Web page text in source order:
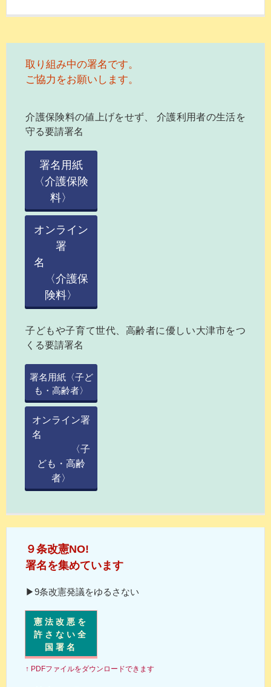
取り組み中の署名です。
ご協力をお願いします。
介護保険料の値上げをせず、 介護利用者の生活を
守る要請署名
署名用紙
〈介護保険
料〉
オンライン
署
名
〈介護保
険料〉
子どもや子育て世代、高齢者に優しい大津市をつ
くる要請署名
署名用紙〈子ど
も・高齢者〉
オンライン署
名
〈子
ども・高齢
者〉
９条改憲NO!
署名を集めています
▶9条改憲発議をゆるさない
憲法改悪を
許さない全
国署名
↑ PDFファイルをダウンロードできます